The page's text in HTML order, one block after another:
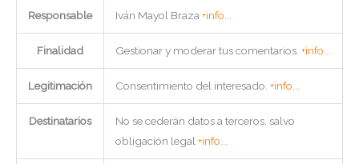
Responsable Iván Mayol Braza +info...
Finalidad Gestionar y moderar tus comentarios. +info...
Legitimación Consentimiento del interesado. +info...
Destinatarios
No se cederán datos a terceros, salvo
obligación legal +info...